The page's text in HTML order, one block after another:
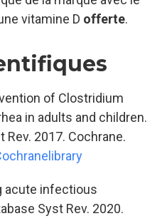
vitamine D offerte.
of Clostridium
in adults and children.
Rev. 2017. Cochrane.
acute infectious
Syst Rev. 2020.